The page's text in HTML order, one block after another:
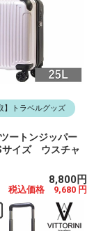
】トラベルグッズ
ートンジッパー
イズ ウスチャ
8,800円
税込価格 9,680 円